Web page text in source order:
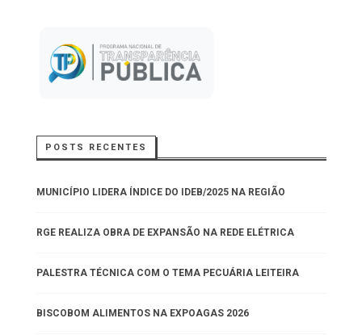
POSTS RECENTES
MUNICÍPIO LIDERA ÍNDICE DO IDEB/2025 NA REGIÃO
RGE REALIZA OBRA DE EXPANSÃO NA REDE ELÉTRICA
PALESTRA TÉCNICA COM O TEMA PECUÁRIA LEITEIRA
BISCOBOM ALIMENTOS NA EXPOAGAS 2026